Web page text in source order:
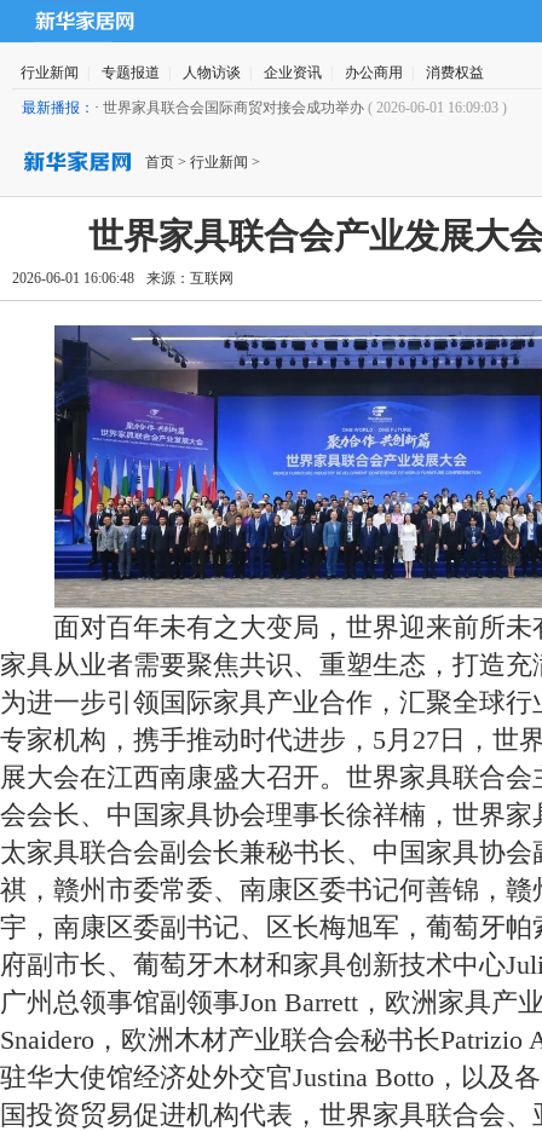
行业新闻 专题报道 人物访谈 企业资讯 办公商用 消费权益
最新播报： · 世界家具联合会国际商贸对接会成功举办 ( 2026-06-01 16:09:03 )
首页 > 行业新闻 >
世界家具联合会产业发展大
2026-06-01 16:06:48 来源： 互联网
面对百年未有之大变局，世界迎来前所未
家具从业者需要聚焦共识、重塑生态，打造
为进一步引领国际家具产业合作，汇聚全球
专家机构，携手推动时代进步，5月27日，世
展大会在江西南康盛大召开。世界家具联合
会会长、中国家具协会理事长徐祥楠，世界
太家具联合会副会长兼秘书长、中国家具协
祺，赣州市委常委、南康区委书记何善锦，
宇，南康区委副书记、区长梅旭军，葡萄牙帕
府副市长、葡萄牙木材和家具创新技术中心
广州总领事馆副领事Jon Barrett，欧洲家具产
Snaidero，欧洲木材产业联合会秘书长Patrizio
驻华大使馆经济处外交官Justina Botto，以及
国投资贸易促进机构代表，世界家具联合会